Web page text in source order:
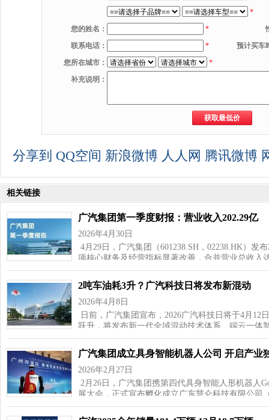
*
您的姓名：
*
联系电话：
*
预计买车
您所在城市：
*
补充说明：
分享到 QQ空间 新浪微博 人人网 腾讯微博
相关链接
广汽集团第一季度财报：营业收入202.29亿
2026年4月30日
4月29日，广汽集团（601238.SH，02238.HK）发
项核心财务及经营指标显著改善，合并营业总收入
2吨车油耗3升？广汽科技日将发布新混动
2026年4月8日
日前，广汽集团宣布，2026广汽科技日将于4月
跃升，将发布新一代全域混动技术体系、端云一体
广汽集团成立具身智能机器人公司 开启产业
2026年2月27日
2月26日，广汽集团携第四代具身智能人形机器人
展大会，正式宣布孵化成立广东慧仑科技有限公